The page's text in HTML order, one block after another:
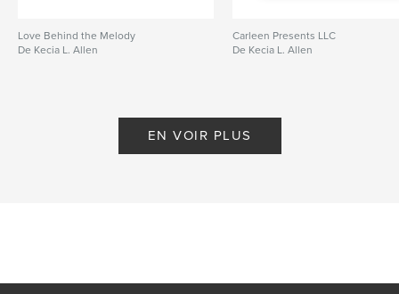
Love Behind the Melody
De Kecia L. Allen
Carleen Presents LLC
De Kecia L. Allen
EN VOIR PLUS